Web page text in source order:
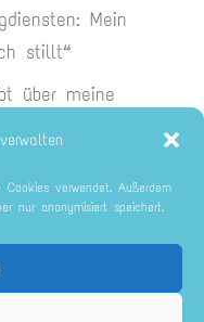
verwendet. Außerdem
nur anonymisiert speichert.
Mein
stillt“
über meine